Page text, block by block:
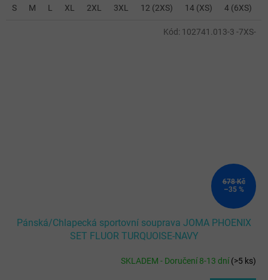
S M L XL 2XL 3XL 12 (2XS) 14 (XS) 4 (6XS)
678 Kč
–35 %
Pánská/Chlapecká sportovní souprava JOMA PHOENIX
SET FLUOR TURQUOISE-NAVY
SKLADEM - Doručení 8-13 dní(>5 ks)
Kód: 102741.013-3 -7XS-